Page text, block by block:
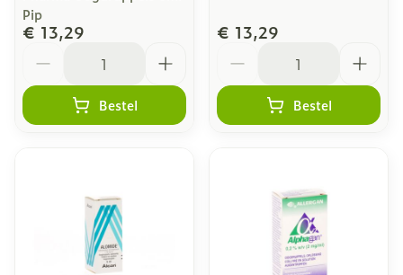
Pip
€ 13,29
Bestel
€ 13,29
Bestel